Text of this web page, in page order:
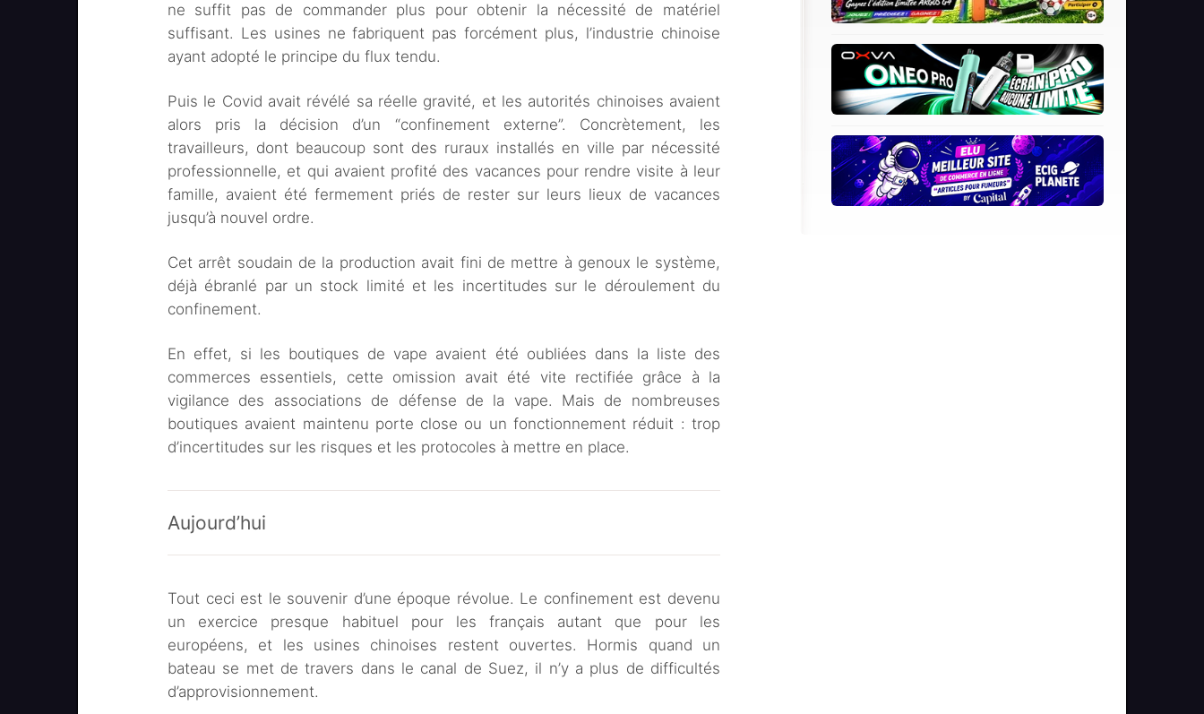
ne suffit pas de commander plus pour obtenir la nécessité de matériel
suffisant. Les usines ne fabriquent pas forcément plus, l’industrie chinoise
ayant adopté le principe du flux tendu.
Puis le Covid avait révélé sa réelle gravité, et les autorités chinoises avaient
alors pris la décision d’un “confinement externe”. Concrètement, les
travailleurs, dont beaucoup sont des ruraux installés en ville par nécessité
professionnelle, et qui avaient profité des vacances pour rendre visite à leur
famille, avaient été fermement priés de rester sur leurs lieux de vacances
jusqu’à nouvel ordre.
Cet arrêt soudain de la production avait fini de mettre à genoux le système,
déjà ébranlé par un stock limité et les incertitudes sur le déroulement du
confinement.
En effet, si les boutiques de vape avaient été oubliées dans la liste des
commerces essentiels, cette omission avait été vite rectifiée grâce à la
vigilance des associations de défense de la vape. Mais de nombreuses
boutiques avaient maintenu porte close ou un fonctionnement réduit : trop
d’incertitudes sur les risques et les protocoles à mettre en place.
Aujourd’hui
Tout ceci est le souvenir d’une époque révolue. Le confinement est devenu
un exercice presque habituel pour les français autant que pour les
européens, et les usines chinoises restent ouvertes. Hormis quand un
bateau se met de travers dans le canal de Suez, il n’y a plus de difficultés
d’approvisionnement.